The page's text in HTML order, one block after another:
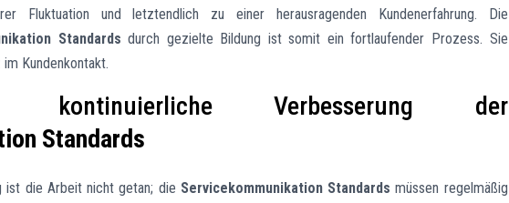
Fluktuation und letztendlich zu einer herausragenden Kundenerfahrung. Die
Standards durch gezielte Bildung ist somit ein fortlaufender Prozess. Sie
Kundenkontakt.
kontinuierliche Verbesserung der
Standards
ist die Arbeit nicht getan; die Servicekommunikation Standards müssen regelmäßig